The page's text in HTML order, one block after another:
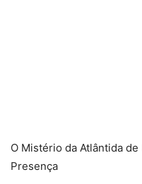
O Mistério da Atlântida
Presença